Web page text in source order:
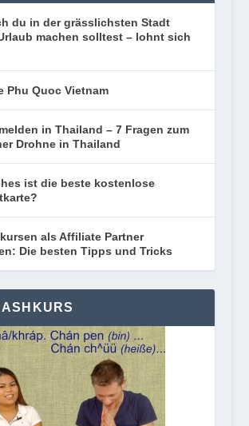
du in der grässlichsten Stadt
machen solltest – lohnt sich
Phu Quoc Vietnam
in Thailand – 7 Fragen zum
Drohne in Thailand
ist die beste kostenlose
als Affiliate Partner
Die besten Tipps und Tricks